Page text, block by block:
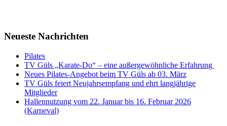
Neueste Nachrichten
Pilates
TV Güls „Karate-Do“ – eine außergewöhnliche Erfahrung
Neues Pilates-Angebot beim TV Güls ab 03. März
TV Güls feiert Neujahrsempfang und ehrt langjährige
Mitglieder
Hallennutzung vom 22. Januar bis 16. Februar 2026
(Karneval)